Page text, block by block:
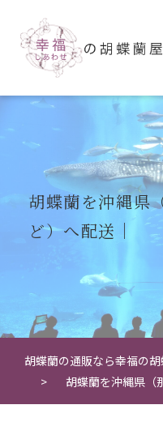
胡蝶蘭を沖縄県
ど）へ配送｜
胡蝶蘭の通販なら幸福の
胡蝶蘭を沖縄県（